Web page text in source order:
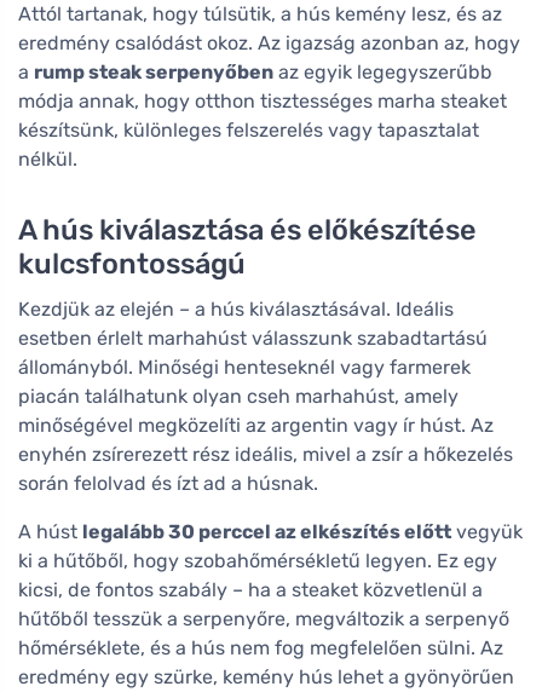
Attól tartanak, hogy túlsütik, a hús kemény lesz, és az
eredmény csalódást okoz. Az igazság azonban az, hogy
a rump steak serpenyőben az egyik legegyszerűbb
módja annak, hogy otthon tisztességes marha steaket
készítsünk, különleges felszerelés vagy tapasztalat
nélkül.
A hús kiválasztása és előkészítése
kulcsfontosságú
Kezdjük az elején – a hús kiválasztásával. Ideális
esetben érlelt marhahúst válasszunk szabadtartású
állományból. Minőségi henteseknél vagy farmerek
piacán találhatunk olyan cseh marhahúst, amely
minőségével megközelíti az argentin vagy ír húst. Az
enyhén zsírerezett rész ideális, mivel a zsír a hőkezelés
során felolvad és ízt ad a húsnak.
A húst legalább 30 perccel az elkészítés előtt vegyük
ki a hűtőből, hogy szobahőmérsékletű legyen. Ez egy
kicsi, de fontos szabály – ha a steaket közvetlenül a
hűtőből tesszük a serpenyőre, megváltozik a serpenyő
hőmérséklete, és a hús nem fog megfelelően sülni. Az
eredmény egy szürke, kemény hús lehet a gyönyörűen